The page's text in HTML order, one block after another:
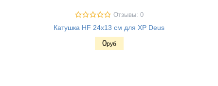
Отзывы: 0
Катушка HF 24х13 см для XP Deus
0руб